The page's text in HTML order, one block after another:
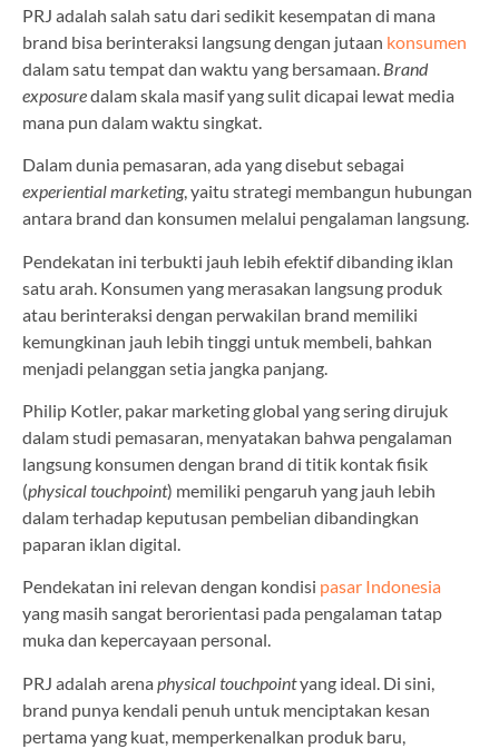
PRJ adalah salah satu dari sedikit kesempatan di mana
brand bisa berinteraksi langsung dengan jutaan konsumen
dalam satu tempat dan waktu yang bersamaan. Brand
exposuredalam skala masif yang sulit dicapai lewat media
mana pun dalam waktu singkat.
Dalam dunia pemasaran, ada yang disebut sebagai
experiential marketing, yaitu strategi membangun hubungan
antara brand dan konsumen melalui pengalaman langsung.
Pendekatan ini terbukti jauh lebih efektif dibanding iklan
satu arah. Konsumen yang merasakan langsung produk
atau berinteraksi dengan perwakilan brand memiliki
kemungkinan jauh lebih tinggi untuk membeli, bahkan
menjadi pelanggan setia jangka panjang.
Philip Kotler, pakar marketing global yang sering dirujuk
dalam studi pemasaran, menyatakan bahwa pengalaman
langsung konsumen dengan brand di titik kontak fisik
(physical touchpoint) memiliki pengaruh yang jauh lebih
dalam terhadap keputusan pembelian dibandingkan
paparan iklan digital.
Pendekatan ini relevan dengan kondisi pasar Indonesia
yang masih sangat berorientasi pada pengalaman tatap
muka dan kepercayaan personal.
PRJ adalah arena physical touchpointyang ideal. Di sini,
brand punya kendali penuh untuk menciptakan kesan
pertama yang kuat, memperkenalkan produk baru,